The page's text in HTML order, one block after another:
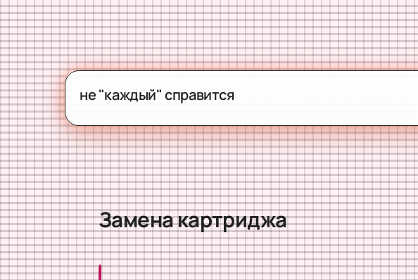
не "каждый" справится
Замена картриджа